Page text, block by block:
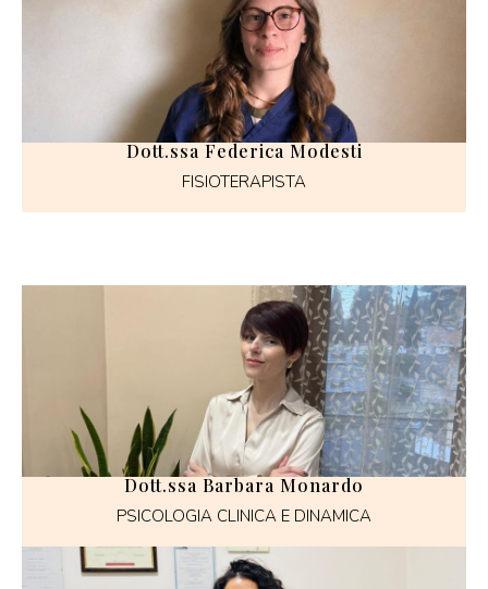
Dott.ssa Federica Modesti
FISIOTERAPISTA
Dott.ssa Barbara Monardo
PSICOLOGIA CLINICA E DINAMICA